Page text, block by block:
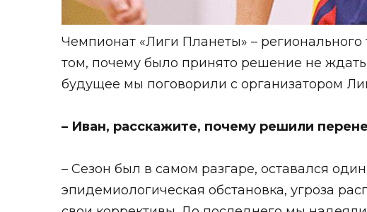
Чемпионат «Лиги Планеты» –
том, почему было принято решение не
будущее мы поговорили с организатором
– Иван, расскажите, почему решили
– Сезон был в самом разгаре, оставался
эпидемиологическая обстановка, угроза